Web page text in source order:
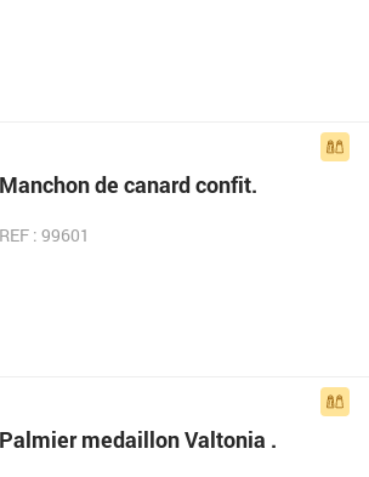
Manchon de canard confit.
REF : 99601
Palmier medaillon Valtonia .